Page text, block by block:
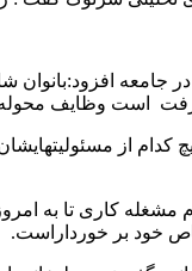
جامعه
است وظایف محوله
کدام از
مشغله کاری تا به
خود بر خورداراست.